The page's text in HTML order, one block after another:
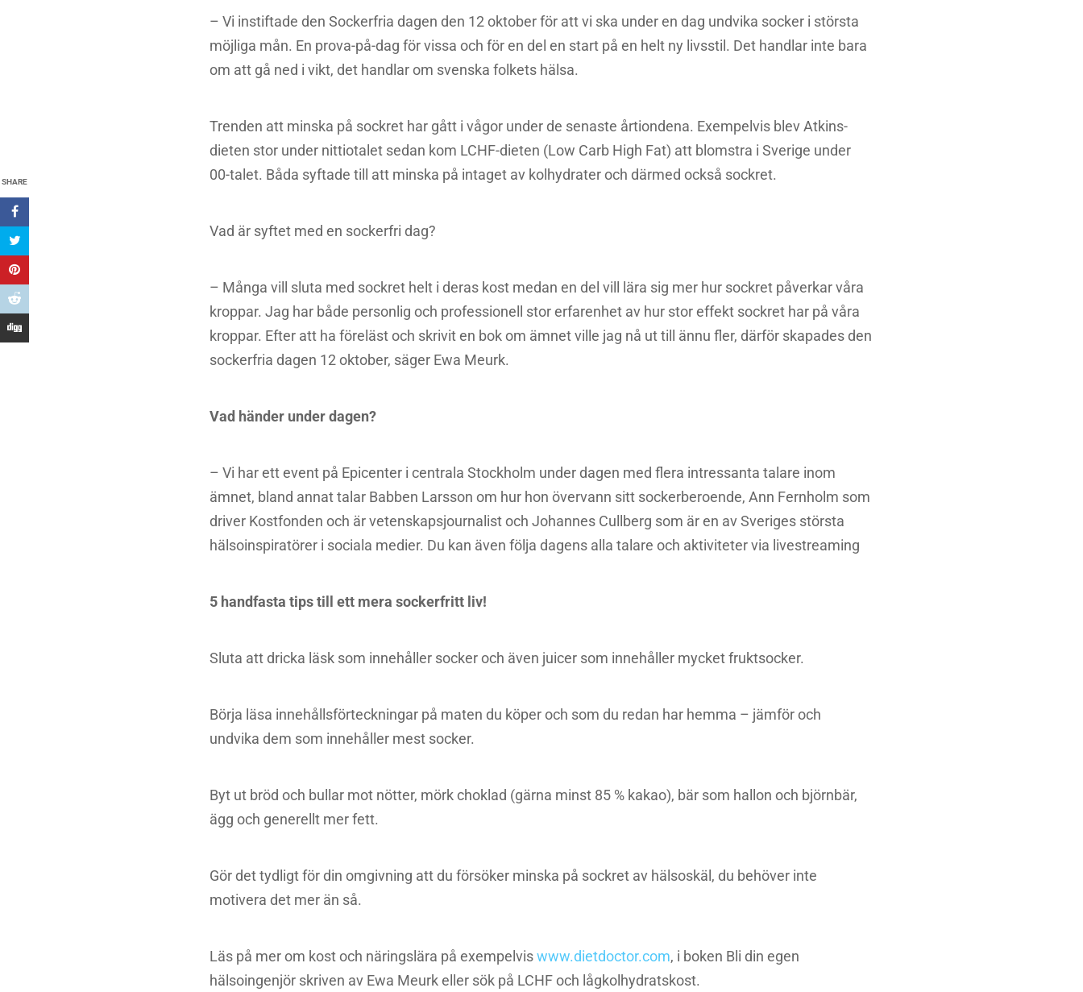
SHARE
– Vi instiftade den Sockerfria dagen den 12 oktober för att vi ska under en dag undvika socker i största
möjliga mån. En prova-på-dag för vissa och för en del en start på en helt ny livsstil. Det handlar inte bara
om att gå ned i vikt, det handlar om svenska folkets hälsa.
Trenden att minska på sockret har gått i vågor under de senaste årtiondena. Exempelvis blev Atkins-
dieten stor under nittiotalet sedan kom LCHF-dieten (Low Carb High Fat) att blomstra i Sverige under
00-talet. Båda syftade till att minska på intaget av kolhydrater och därmed också sockret.
Vad är syftet med en sockerfri dag?
– Många vill sluta med sockret helt i deras kost medan en del vill lära sig mer hur sockret påverkar våra
kroppar. Jag har både personlig och professionell stor erfarenhet av hur stor effekt sockret har på våra
kroppar. Efter att ha föreläst och skrivit en bok om ämnet ville jag nå ut till ännu fler, därför skapades den
sockerfria dagen 12 oktober, säger Ewa Meurk.
Vad händer under dagen?
– Vi har ett event på Epicenter i centrala Stockholm under dagen med flera intressanta talare inom
ämnet, bland annat talar Babben Larsson om hur hon övervann sitt sockerberoende, Ann Fernholm som
driver Kostfonden och är vetenskapsjournalist och Johannes Cullberg som är en av Sveriges största
hälsoinspiratörer i sociala medier. Du kan även följa dagens alla talare och aktiviteter via livestreaming
5 handfasta tips till ett mera sockerfritt liv!
Sluta att dricka läsk som innehåller socker och även juicer som innehåller mycket fruktsocker.
Börja läsa innehållsförteckningar på maten du köper och som du redan har hemma – jämför och
undvika dem som innehåller mest socker.
Byt ut bröd och bullar mot nötter, mörk choklad (gärna minst 85 % kakao), bär som hallon och björnbär,
ägg och generellt mer fett.
Gör det tydligt för din omgivning att du försöker minska på sockret av hälsoskäl, du behöver inte
motivera det mer än så.
Läs på mer om kost och näringslära på exempelviswww.dietdoctor.com, i boken Bli din egen
hälsoingenjör skriven av Ewa Meurk eller sök på LCHF och lågkolhydratskost.